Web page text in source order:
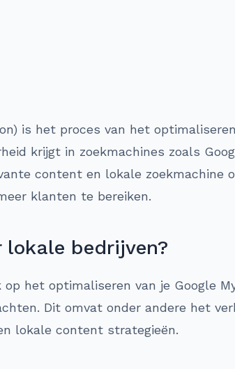
is het proces van het
krijgt in zoekmachines zoals
content en lokale zoekmachine
klanten te bereiken.
lokale bedrijven?
het optimaliseren van je Google
Dit omvat onder andere het
lokale content strategieën.